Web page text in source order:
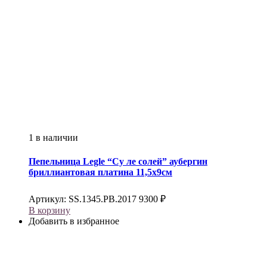
1 в наличии
Пепельница Legle “Су ле солей” аубергин
бриллиантовая платина 11,5х9см
Артикул: SS.1345.PB.2017 9300 ₽
В корзину
Добавить в избранное